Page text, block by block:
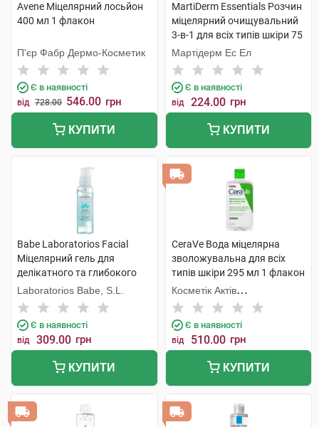
Avene Міцелярний лосьйон
400 мл 1 флакон
П'єр Фабр Дермо-Косметик
Є в наявності
від 728.00 546.00 грн
КУПИТИ
MartiDerm Essentials Розчин
міцелярний очищувальний
3-в-1 для всіх типів шкіри 75
мл 1 флакон
Мартідерм Ес Ел
Є в наявності
від 224.00 грн
КУПИТИ
Babe Laboratorios Facial
Міцелярний гель для
делікатного та глибокого
очищення 90 мл 1 флакон
Laboratorios Babe, S.L.
Є в наявності
від 309.00 грн
КУПИТИ
CeraVe Вода міцелярна
зволожувальна для всіх
типів шкіри 295 мл 1 флакон
Косметік Актів
Інтернаціональ
Є в наявності
від 510.00 грн
КУПИТИ